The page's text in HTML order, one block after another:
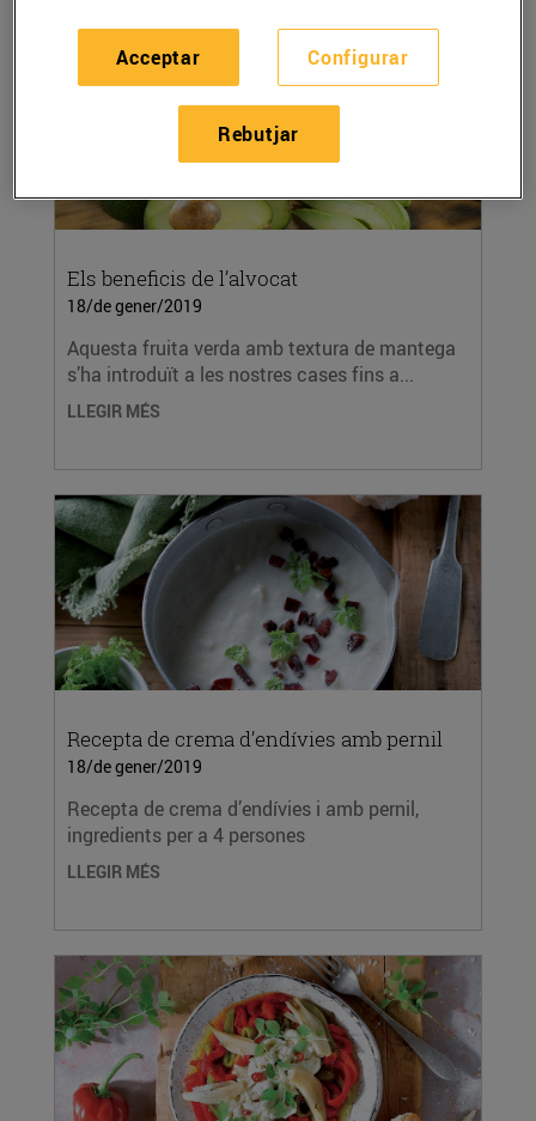
Els beneficis de l’alvocat
18/de gener/2019
Aquesta fruita verda amb textura de mantega
s’ha introduït a les nostres cases fins a...
LLEGIR MÉS
Recepta de crema d’endívies amb pernil
18/de gener/2019
Recepta de crema d’endívies i amb pernil,
ingredients per a 4 persones
LLEGIR MÉS
Configurar
Rebutjar
Acceptar